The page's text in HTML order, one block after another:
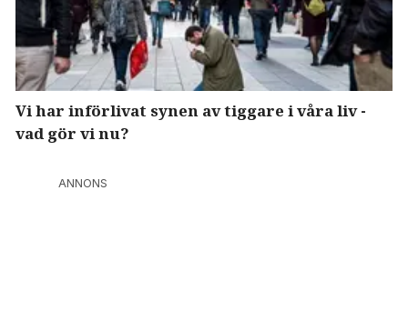
Vi har införlivat synen av tiggare i våra liv -
vad gör vi nu?
ANNONS